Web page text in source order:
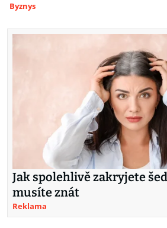
Byznys
Jak spolehlivě zakryjete
musíte znát
Reklama